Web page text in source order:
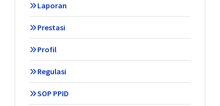
Laporan
Prestasi
Profil
Regulasi
SOP PPID